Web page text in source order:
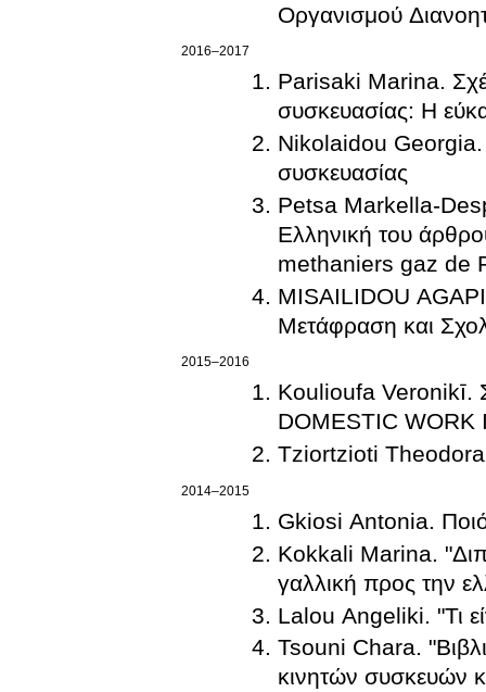
Οργανισμού
2016–2017
Parisaki Marina.
συσκευασίας: Η
Nikolaidou Georgia.
συσκευασίας
Petsa Markella-
Ελληνική του
methaniers gaz de
MISAILIDOU
Μετάφραση και
2015–2016
Koulioufa
DOMESTIC WORK
Tziortzioti
2014–2015
Gkiosi Antonia.
Kokkali Marina.
γαλλική προς την
Lalou Angeliki. "Τι
Tsouni Chara.
κινητών συσκευών